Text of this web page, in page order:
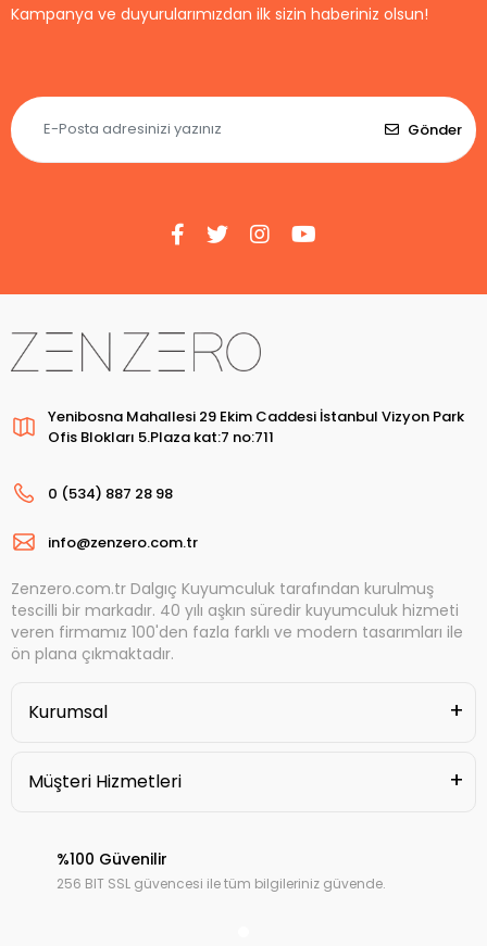
Kampanya ve duyurularımızdan ilk sizin haberiniz olsun!
Gönder
Yenibosna Mahallesi 29 Ekim Caddesi İstanbul Vizyon Park
Ofis Blokları 5.Plaza kat:7 no:711
0 (534) 887 28 98
info@zenzero.com.tr
Zenzero.com.tr Dalgıç Kuyumculuk tarafından kurulmuş
tescilli bir markadır. 40 yılı aşkın süredir kuyumculuk hizmeti
veren firmamız 100'den fazla farklı ve modern tasarımları ile
ön plana çıkmaktadır.
Kurumsal
Müşteri Hizmetleri
%100 Güvenilir
256 BIT SSL güvencesi ile tüm bilgileriniz güvende.